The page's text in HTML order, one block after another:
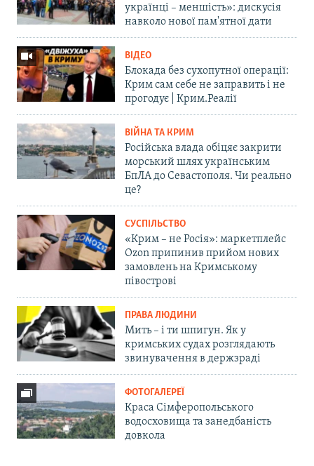
українці – меншість»: дискусія
навколо нової пам'ятної дати
ВІДЕО
Блокада без сухопутної операції:
Крим сам себе не заправить і не
прогодує | Крим.Реалії
ВІЙНА ТА КРИМ
Російська влада обіцяє закрити
морський шлях українським
БпЛА до Севастополя. Чи реально
це?
СУСПІЛЬСТВО
«Крим – не Росія»: маркетплейс
Ozon припинив прийом нових
замовлень на Кримському
півострові
ПРАВА ЛЮДИНИ
Мить – і ти шпигун. Як у
кримських судах розглядають
звинувачення в держзраді
ФОТОГАЛЕРЕЇ
Краса Сімферопольського
водосховища та занедбаність
довкола